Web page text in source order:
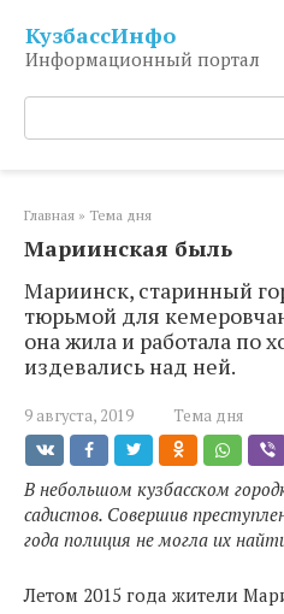
контенту
КузбассИнфо
Информационный портал
Поиск:
Главная » Тема дня
Мариинская быль
Мариинск, старинный
тюрьмой для
она жила и работала по
издевались над ней.
9 августа, 2019 Тема дня
В небольшом кузбасском
садистов. Совершив
года полиция не могла их
Летом 2015 года жители